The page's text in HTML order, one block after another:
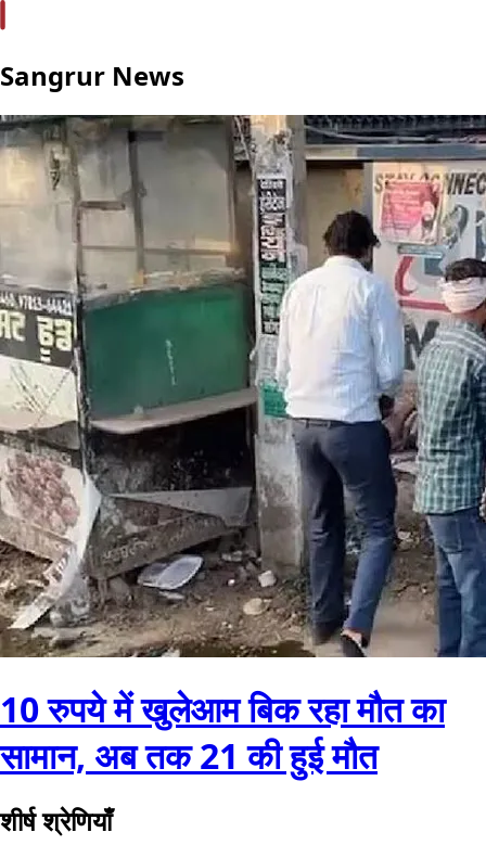
Sangrur News
10 रुपये में खुलेआम बिक रहा मौत का
सामान, अब तक 21 की हुई मौत
शीर्ष श्रेणियाँ